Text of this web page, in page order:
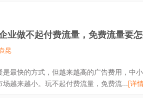
业做不起付费流量，免费流量要
昆
快的方式，但越来越高的广告费用，中
越来越小。玩不起付费流量，免费流...[详